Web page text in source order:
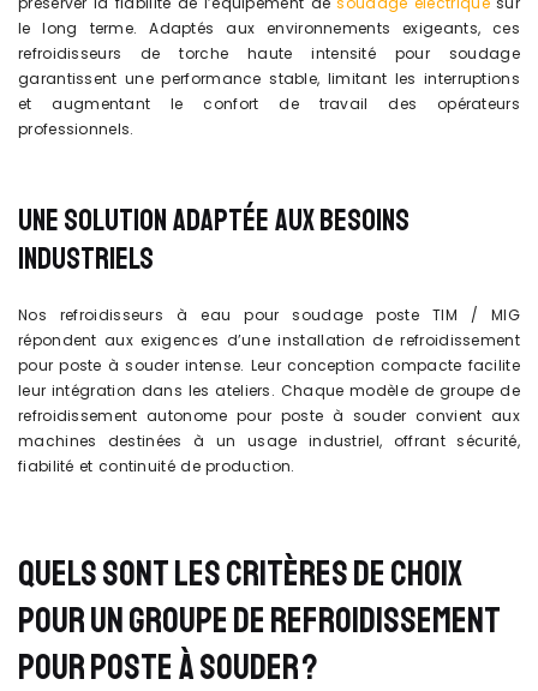
le long terme. Adaptés aux environnements exigeants, ces
refroidisseurs de torche haute intensité pour soudage
garantissent une performance stable, limitant les interruptions
et augmentant le confort de travail des opérateurs
professionnels.
UNE SOLUTION ADAPTÉE AUX BESOINS
INDUSTRIELS
Nos refroidisseurs à eau pour soudage poste TIM / MIG
répondent aux exigences d’une installation de refroidissement
pour poste à souder intense. Leur conception compacte facilite
leur intégration dans les ateliers. Chaque modèle de groupe de
refroidissement autonome pour poste à souder convient aux
machines destinées à un usage industriel, offrant sécurité,
fiabilité et continuité de production.
QUELS SONT LES CRITÈRES DE CHOIX
POUR UN GROUPE DE REFROIDISSEMENT
POUR POSTE À SOUDER ?